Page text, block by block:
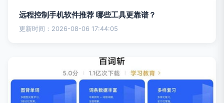
远程控制手机软件推荐 哪些工具更靠谱？
更新时间：2026-08-06 17:44:05